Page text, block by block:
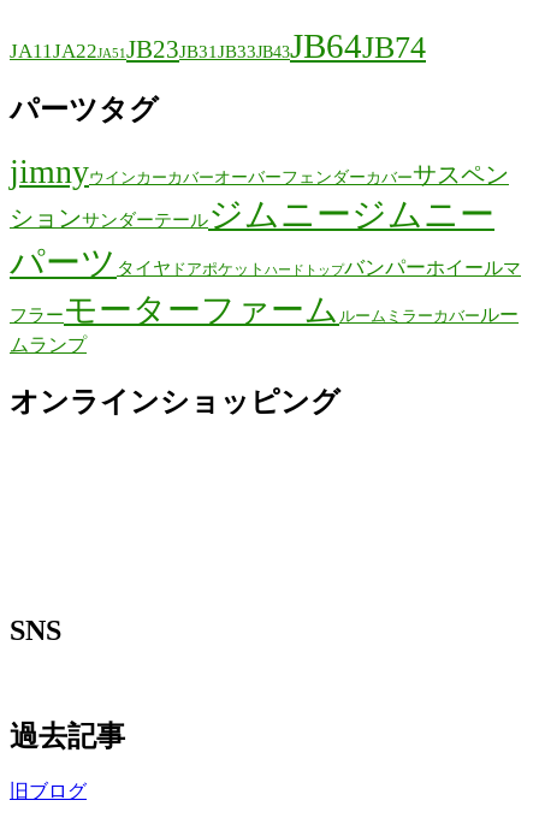
JA11JA22JA51 JB23JB31JB33JB43JB64JB74
パーツタグ
jimnyウインカーカバーオーバーフェンダーカバーサスペン
ションサンダーテールジムニージムニー
パーツ タイヤ ドアポケット ハードトップバンパーホイールマ
フラーモーターファーム ルームミラーカバー ルー
ムランプ
オンラインショッピング
SNS
過去記事
旧ブログ